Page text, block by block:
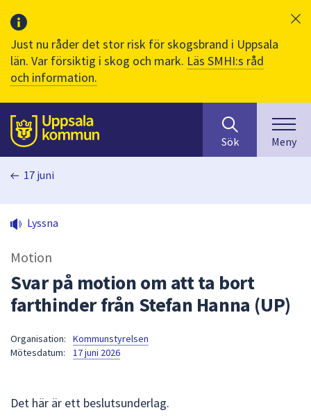
Just nu råder det stor risk för skogsbrand i Uppsala
län. Var försiktig i skog och mark. Läs SMHI:s råd
och information.
Till sidans
huvudinnehåll
efter
innehåll
på
sökfältet
kommer
sökförslag
Sök Meny
17 juni
Lyssna
Motion
Svar på motion om att ta bort
farthinder från Stefan Hanna (UP)
Organisation:
Kommunstyrelsen
Mötesdatum:
17 juni 2026
Det här är ett beslutsunderlag.